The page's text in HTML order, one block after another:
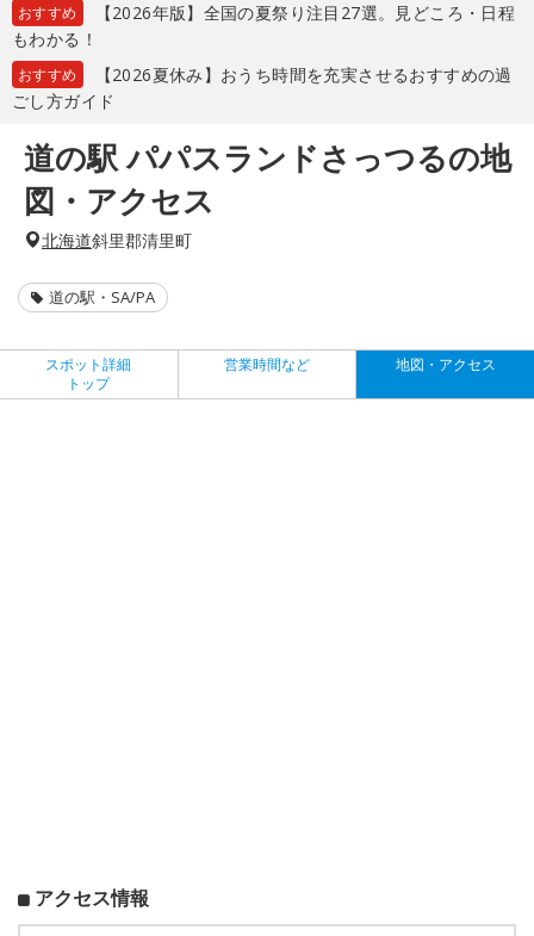
おすすめ
【2026年版】全国の夏祭り注目27選。見どころ・日程
もわかる！
おすすめ
【2026夏休み】おうち時間を充実させるおすすめの過
ごし方ガイド
道の駅 パパスランドさっつるの地
図・アクセス
北海道斜里郡清里町
道の駅・SA/PA
スポット詳細
トップ
営業時間など 地図・アクセス
アクセス情報